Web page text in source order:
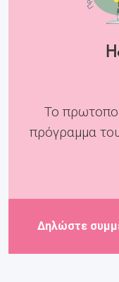
Το
πρόγραμμα
Δηλώστε